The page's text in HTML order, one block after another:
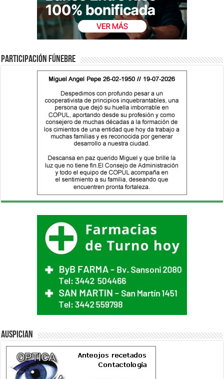
Participación fúnebre
Auspician